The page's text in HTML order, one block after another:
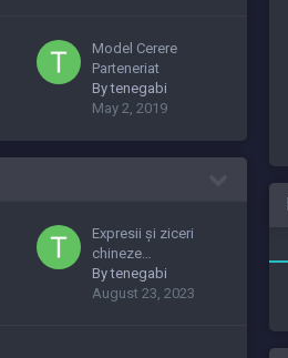
Model Cerere
Parteneriat
Bytenegabi
May 2, 2019
Expresii și ziceri
chineze…
Bytenegabi
August 23, 2023